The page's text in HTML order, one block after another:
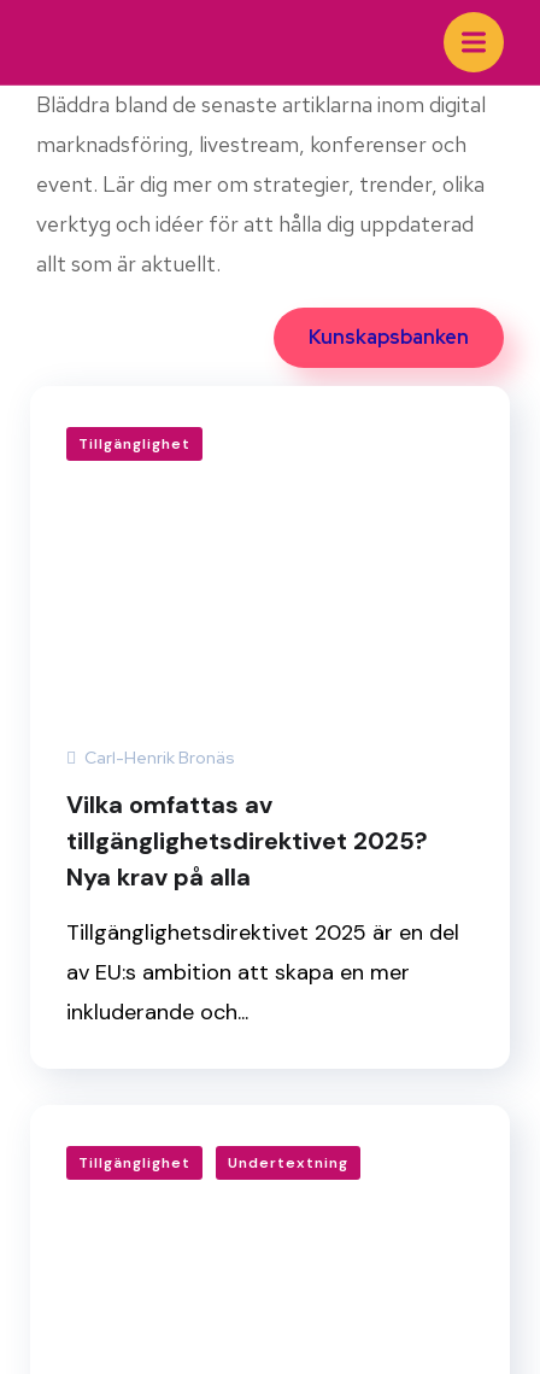
Bläddra bland de senaste artiklarna inom digital
marknadsföring, livestream, konferenser och
event. Lär dig mer om strategier, trender, olika
verktyg och idéer för att hålla dig uppdaterad
allt som är aktuellt.
Kunskapsbanken
Tillgänglighet
Carl-Henrik Bronäs
Vilka omfattas av
tillgänglighetsdirektivet 2025?
Nya krav på alla
Tillgänglighetsdirektivet 2025 är en del
av EU:s ambition att skapa en mer
inkluderande och...
Tillgänglighet Undertextning